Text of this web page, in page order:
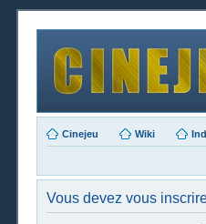
Cinejeu Wiki
Vous devez vous